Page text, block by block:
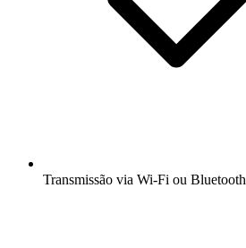
Transmissão via Wi-Fi ou Bluetooth